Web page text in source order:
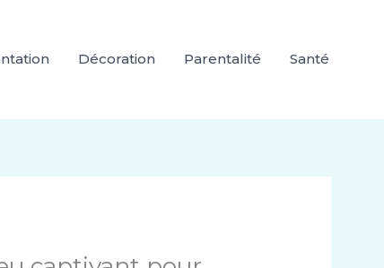
Décoration Parentalité Santé